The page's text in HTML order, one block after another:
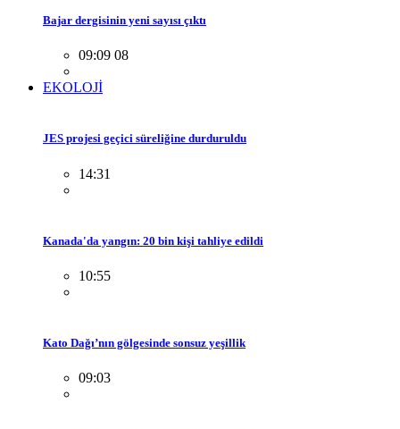
Bajar dergisinin yeni sayısı çıktı
09:09 08
EKOLOJİ
JES projesi geçici süreliğine durduruldu
14:31
Kanada'da yangın: 20 bin kişi tahliye edildi
10:55
Kato Dağı’nın gölgesinde sonsuz yeşillik
09:03